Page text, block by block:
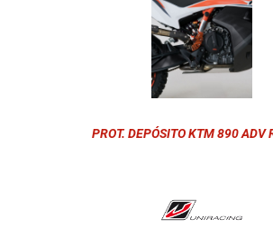
PROT. DEPÓSITO KTM 890 ADV